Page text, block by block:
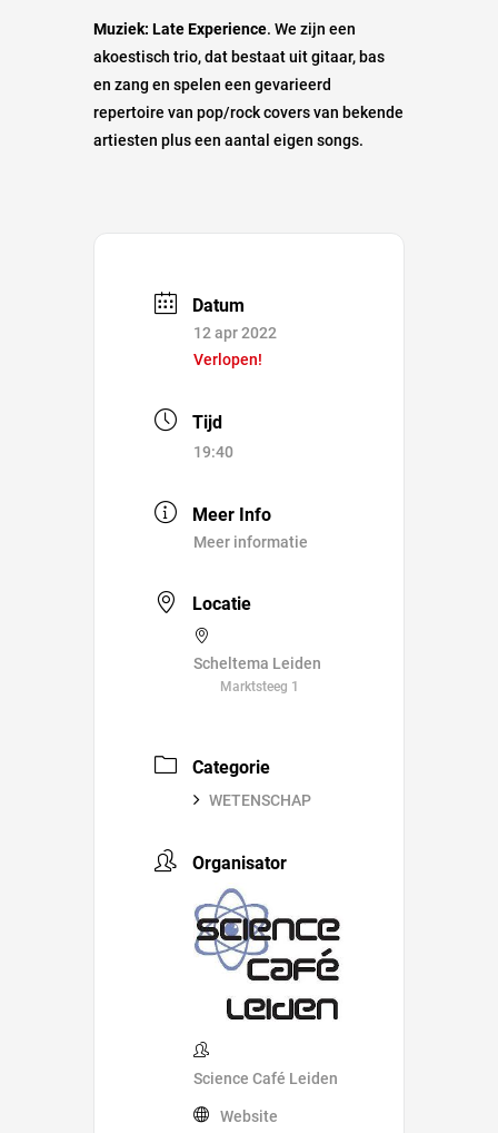
Muziek: Late Experience. We zijn een
akoestisch trio, dat bestaat uit gitaar, bas
en zang en spelen een gevarieerd
repertoire van pop/rock covers van bekende
artiesten plus een aantal eigen songs.
Datum
12 apr 2022
Verlopen!
Tijd
19:40
Meer Info
Meer informatie
Locatie
Scheltema Leiden
Marktsteeg 1
Categorie
WETENSCHAP
Organisator
Science Café Leiden
Website